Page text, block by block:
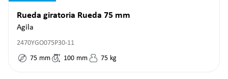
Rueda giratoria Rueda 75 mm
Agila
2470YGO075P30-11
75 mm 100 mm 75 kg